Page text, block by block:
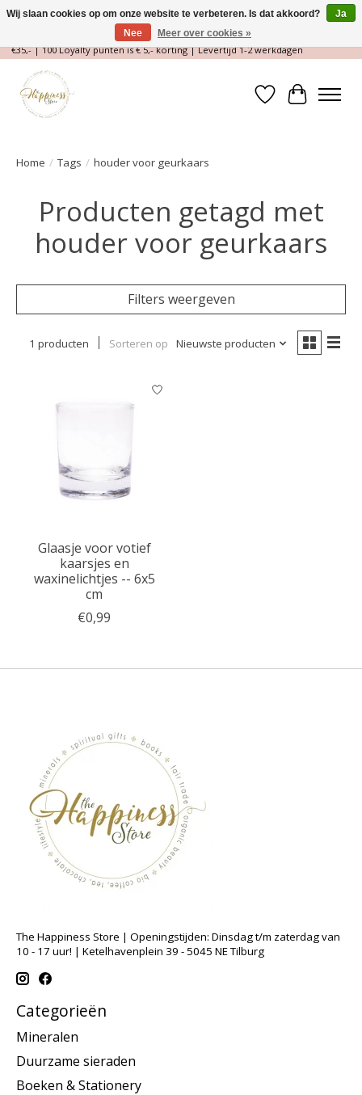
Magische Conceptstore, Edelstenen & Spirituele winkel | Gratis verzending >
€35,- | 100 Loyalty punten is € 5,- korting | Levertijd 1-2 werkdagen
Verlanglijst
Home / Tags / houder voor geurkaars
Producten getagd met
houder voor geurkaars
Filters weergeven
1 producten Sorteren op Nieuwste producten
Glaasje voor votief
kaarsjes en
waxinelichtjes -- 6x5
cm
€0,99
The Happiness Store | Openingstijden: Dinsdag t/m zaterdag van
10 - 17 uur! | Ketelhavenplein 39 - 5045 NE Tilburg
Categorieën
Mineralen
Duurzame sieraden
Boeken & Stationery
Wij slaan cookies op om onze website te verbeteren. Is dat akkoord?
Ja
Nee
Meer over cookies »